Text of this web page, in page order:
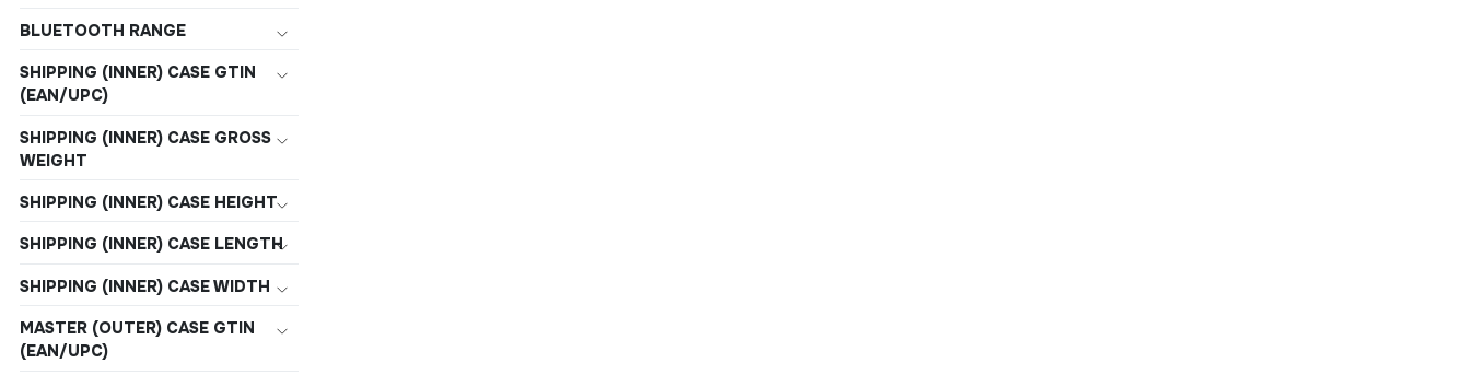
BLUETOOTH RANGE
SHIPPING (INNER) CASE GTIN
(EAN/UPC)
SHIPPING (INNER) CASE GROSS
WEIGHT
SHIPPING (INNER) CASE HEIGHT
SHIPPING (INNER) CASE LENGTH
SHIPPING (INNER) CASE WIDTH
MASTER (OUTER) CASE GTIN
(EAN/UPC)